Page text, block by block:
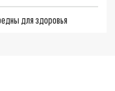
для здоровья